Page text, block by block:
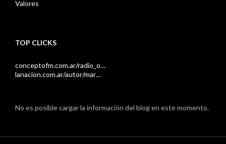
Valores
TOP CLICKS
conceptofm.com.ar/radio_o…
lanacion.com.ar/autor/mar…
No es posible cargar la información del blog en este momento.